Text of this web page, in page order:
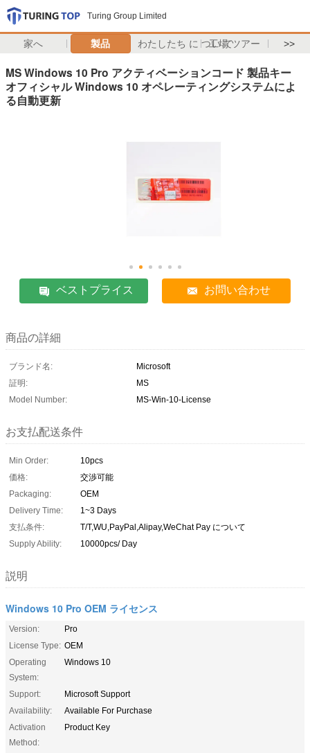
Turing Group Limited
家へ 製品 わたしたち に つい て工場 ツアー >>
MS Windows 10 Pro アクティベーションコード 製品キー
オフィシャル Windows 10 オペレーティングシステムによ
る自動更新
ベストプライス お問い合わせ
商品の詳細
ブランド名:
Microsoft
証明:
MS
Model Number:
MS-Win-10-License
お支払配送条件
Min Order:
10pcs
価格:
交渉可能
Packaging:
OEM
Delivery Time:
1~3 Days
支払条件:
T/T,WU,PayPal,Alipay,WeChat Pay について
Supply Ability:
10000pcs/ Day
説明
Windows 10 Pro OEM ライセンス
Version:
Pro
License Type: OEM
Operating
System:
Windows 10
Support:
Microsoft Support
Availability:
Available For Purchase
Activation
Method:
Product Key